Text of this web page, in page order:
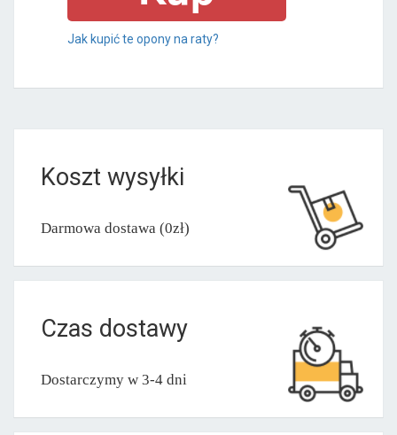
Jak kupić te opony na raty?
Koszt wysyłki
Darmowa dostawa (0zł)
Czas dostawy
Dostarczymy w 3-4 dni